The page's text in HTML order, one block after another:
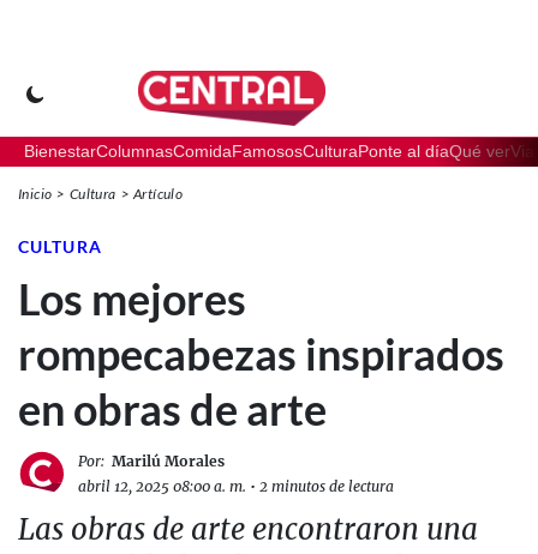
BienestarColumnasComidaFamososCulturaPonte al díaQué ver
Inicio Cultura Artículo
CULTURA
Los mejores
rompecabezas inspirados
en obras de arte
Por: Marilú Morales
abril 12, 2025 08:00 a. m. • 2 minutos de lectura
Las obras de arte encontraron una